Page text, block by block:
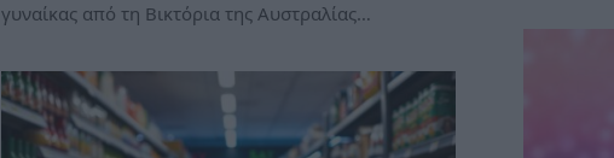
γυναίκας από τη Βικτόρια της Αυστραλίας…